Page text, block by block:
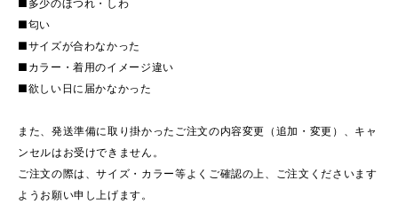
■多少のほつれ・しわ
■匂い
■サイズが合わなかった
■カラー・着用のイメージ違い
■欲しい日に届かなかった
また、発送準備に取り掛かったご注文の内容変更（追加・変更）、キャ
ンセルはお受けできません。
ご注文の際は、サイズ・カラー等よくご確認の上、ご注文くださいます
ようお願い申し上げます。